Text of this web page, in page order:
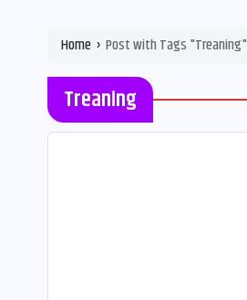
Home Post with Tags "Treaning"
Treaning